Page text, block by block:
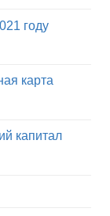
году
карта
капитал